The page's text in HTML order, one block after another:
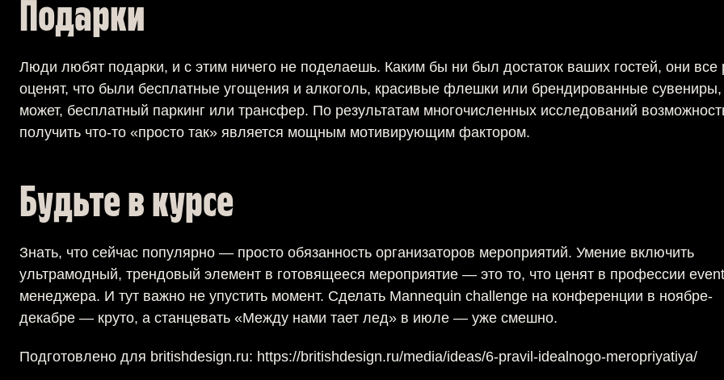
Подарки
Люди любят подарки, и с этим ничего не поделаешь. Каким бы ни был достаток ваших гостей, они все
оценят, что были бесплатные угощения и алкоголь, красивые флешки или брендированные
может, бесплатный паркинг или трансфер. По результатам многочисленных исследований
получить что-то «просто так» является мощным мотивирующим фактором.
Будьте в курсе
Знать, что сейчас популярно — просто обязанность организаторов мероприятий. Умение включить
ультрамодный, трендовый элемент в готовящееся мероприятие — это то, что ценят в профессии
менеджера. И тут важно не упустить момент. Сделать Mannequin challenge на конференции в ноябре-
декабре — круто, а станцевать «Между нами тает лед» в июле — уже смешно.
Подготовлено для britishdesign.ru: https://britishdesign.ru/media/ideas/6-pravil-idealnogo-meropriyatiya/